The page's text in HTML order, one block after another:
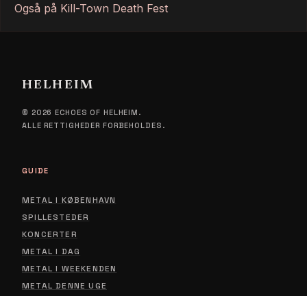
Også på Kill-Town Death Fest
HELHEIM
© 2026 ECHOES OF HELHEIM.
ALLE RETTIGHEDER FORBEHOLDES.
GUIDE
METAL I KØBENHAVN
SPILLESTEDER
KONCERTER
METAL I DAG
METAL I WEEKENDEN
METAL DENNE UGE